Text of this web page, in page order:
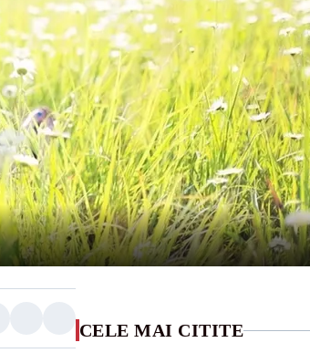
CELE MAI CITITE